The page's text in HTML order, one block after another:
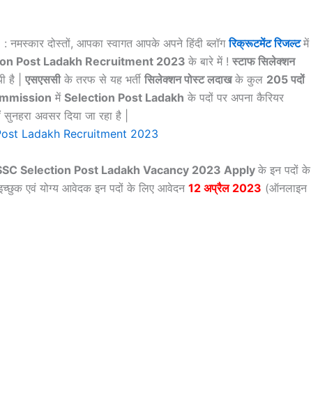
: नमस्कार दोस्तों, आपका स्वागत आपके अपने हिंदी ब्लॉगरिक्रूटमेंट रिजल्टमें
Post Ladakh Recruitment 2023 के बारे में ! स्टाफ सिलेक्शन
है | एसएससीके तरफ से यह भर्ती सिलेक्शन पोस्ट लदाखके कुल 205 पदों
में Selection Post Ladakh के पदों पर अपना कैरियर
अवसर दिया जा रहा है |
Selection Post Ladakh Vacancy 2023 Applyके इन पदों के
एवं योग्य आवेदक इन पदों के लिए आवेदन 12 अप्रैल 2023 (ऑनलाइन